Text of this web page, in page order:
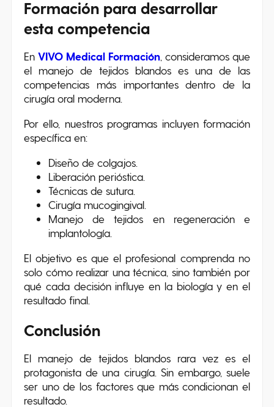
Formación para desarrollar
esta competencia
En VIVO Medical Formación , consideramos que
el manejo de tejidos blandos es una de las
competencias más importantes dentro de la
cirugía oral moderna.
Por ello, nuestros programas incluyen formación
específica en:
Diseño de colgajos.
Liberación perióstica.
Técnicas de sutura.
Cirugía mucogingival.
Manejo de tejidos en regeneración e
implantología.
El objetivo es que el profesional comprenda no
solo cómo realizar una técnica, sino también por
qué cada decisión influye en la biología y en el
resultado final.
Conclusión
El manejo de tejidos blandos rara vez es el
protagonista de una cirugía. Sin embargo, suele
ser uno de los factores que más condicionan el
resultado.